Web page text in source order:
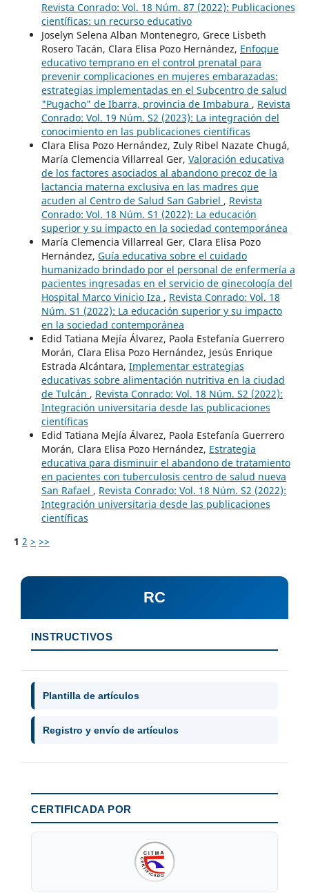
Revista Conrado: Vol. 18 Núm. 87 (2022): Publicaciones
científicas: un recurso educativo
Joselyn Selena Alban Montenegro, Grece Lisbeth
Rosero Tacán, Clara Elisa Pozo Hernández, Enfoque
educativo temprano en el control prenatal para
prevenir complicaciones en mujeres embarazadas:
estrategias implementadas en el Subcentro de salud
"Pugacho" de Ibarra, provincia de Imbabura , Revista
Conrado: Vol. 19 Núm. S2 (2023): La integración del
conocimiento en las publicaciones científicas
Clara Elisa Pozo Hernández, Zuly Ribel Nazate Chugá,
María Clemencia Villarreal Ger, Valoración educativa
de los factores asociados al abandono precoz de la
lactancia materna exclusiva en las madres que
acuden al Centro de Salud San Gabriel , Revista
Conrado: Vol. 18 Núm. S1 (2022): La educación
superior y su impacto en la sociedad contemporánea
María Clemencia Villarreal Ger, Clara Elisa Pozo
Hernández, Guía educativa sobre el cuidado
humanizado brindado por el personal de enfermería a
pacientes ingresadas en el servicio de ginecología del
Hospital Marco Vinicio Iza , Revista Conrado: Vol. 18
Núm. S1 (2022): La educación superior y su impacto
en la sociedad contemporánea
Edid Tatiana Mejía Álvarez, Paola Estefanía Guerrero
Morán, Clara Elisa Pozo Hernández, Jesús Enrique
Estrada Alcántara, Implementar estrategias
educativas sobre alimentación nutritiva en la ciudad
de Tulcán , Revista Conrado: Vol. 18 Núm. S2 (2022):
Integración universitaria desde las publicaciones
científicas
Edid Tatiana Mejía Álvarez, Paola Estefanía Guerrero
Morán, Clara Elisa Pozo Hernández, Estrategia
educativa para disminuir el abandono de tratamiento
en pacientes con tuberculosis centro de salud nueva
San Rafael , Revista Conrado: Vol. 18 Núm. S2 (2022):
Integración universitaria desde las publicaciones
científicas
1 2 > >>
RC
INSTRUCTIVOS
Plantilla de artículos
Registro y envío de artículos
CERTIFICADA POR